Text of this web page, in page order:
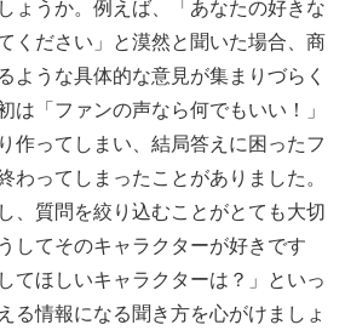
ょうか。例えば、「あなたの好きな
ください」と漠然と聞いた場合、商
ような具体的な意見が集まりづらく
は「ファンの声なら何でもいい！」
作ってしまい、結局答えに困ったフ
わってしまったことがありました。
、質問を絞り込むことがとても大切
してそのキャラクターが好きです
てほしいキャラクターは？」といっ
る情報になる聞き方を心がけましょ